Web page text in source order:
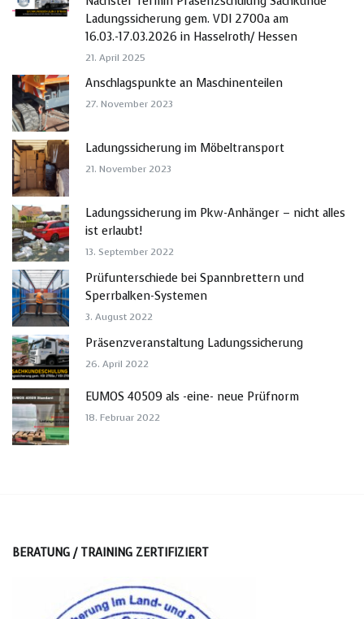
Ladungssicherung gem. VDI 2700a am
16.03.-17.03.2026 in Hasselroth/ Hessen
21. April 2025
Anschlagspunkte an Maschinenteilen
27. November 2023
Ladungssicherung im Möbeltransport
21. November 2023
Ladungssicherung im Pkw-Anhänger – nicht alles
ist erlaubt!
13. September 2022
Prüfunterschiede bei Spannbrettern und
Sperrbalken-Systemen
3. August 2022
Präsenzveranstaltung Ladungssicherung
26. April 2022
EUMOS 40509 als -eine- neue Prüfnorm
18. Februar 2022
BERATUNG / TRAINING ZERTIFIZIERT